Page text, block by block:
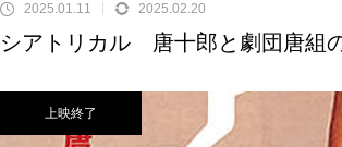
2025.01.11 2025.02.20
シアトリカル 唐十郎と劇団唐組
上映終了